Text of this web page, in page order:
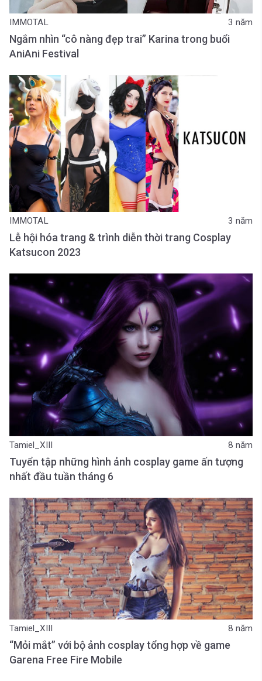
IMMOTAL 3 năm
Ngắm nhìn “cô nàng đẹp trai” Karina trong buổi
AniAni Festival
IMMOTAL 3 năm
Lễ hội hóa trang & trình diễn thời trang Cosplay
Katsucon 2023
Tamiel_XIII 8 năm
Tuyển tập những hình ảnh cosplay game ấn tượng
nhất đầu tuần tháng 6
Tamiel_XIII 8 năm
“Mỏi mắt” với bộ ảnh cosplay tổng hợp về game
Garena Free Fire Mobile